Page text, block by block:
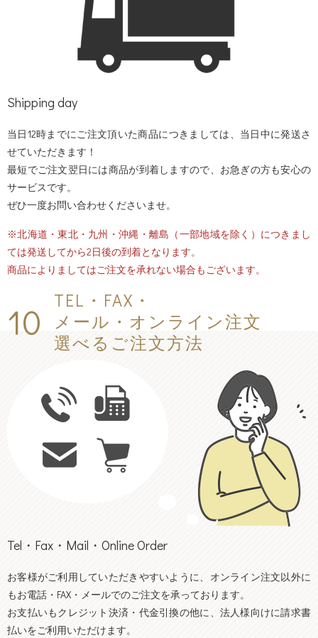
Shipping day
当日12時までにご注文頂いた商品につきましては、当日中に発送さ
せていただきます！
最短でご注文翌日には商品が到着しますので、お急ぎの方も安心の
サービスです。
ぜひ一度お問い合わせくださいませ。
※北海道・東北・九州・沖縄・離島（一部地域を除く）につきまし
ては発送してから2日後の到着となります。
商品によりましてはご注文を承れない場合もございます。
10
TEL・FAX・
メール・オンライン注文
選べるご注文方法
Tel・Fax・Mail・Online Order
お客様がご利用していただきやすいように、オンライン注文以外に
もお電話・FAX・メールでのご注文を承っております。
お支払いもクレジット決済・ 代金引換の他に、法人様向けに請求書
払いをご利用いただけます。